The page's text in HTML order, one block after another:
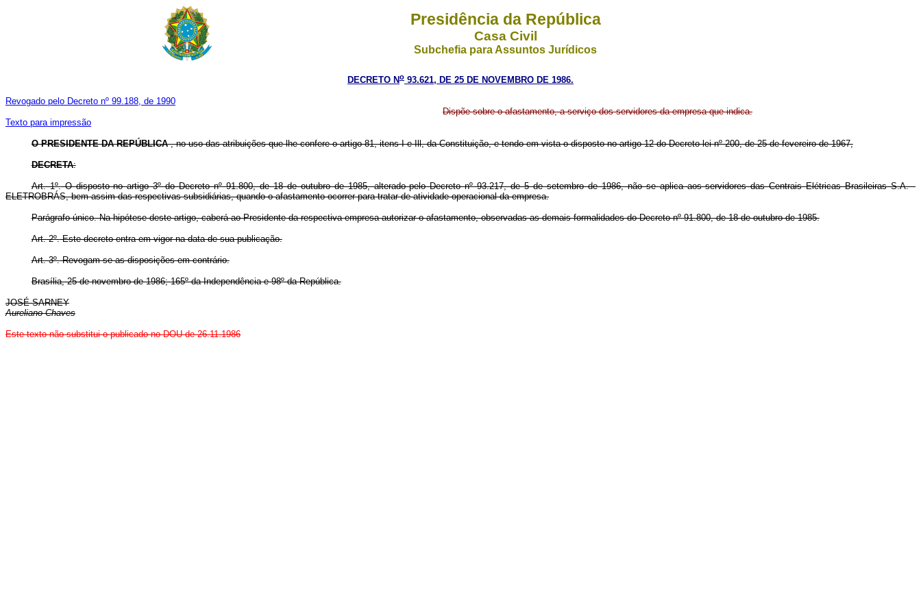
Presidência da República
Casa Civil
Subchefia para Assuntos Jurídicos
DECRETO No 93.621, DE 25 DE NOVEMBRO DE 1986.
Revogado pelo Decreto nº 99.188, de 1990
Texto para impressão
Dispõe sobre o afastamento, a serviço dos servidores da empresa que indica.
O PRESIDENTE DA REPÚBLICA, no uso das atribuições que lhe confere o artigo 81, itens I e Ill, da Constituição, e tendo em vista o disposto no artigo 12 do Decreto-lei nº 200, de 25 de fevereiro de 1967,
DECRETA:
Art. 1º.O disposto no artigo 3º do Decreto nº 91.800, de 18 de outubro de 1985, alterado pelo Decreto nº 93.217, de 5 de setembro de 1986, não se aplica aos servidores das Centrais Elétricas Brasileiras S.A. -
ELETROBRÁS, bem assim das respectivas subsidiárias, quando o afastamento ocorrer para tratar de atividade operacional da empresa.
Parágrafo único. Na hipótese deste artigo, caberá ao Presidente da respectiva empresa autorizar o afastamento, observadas as demais formalidades do Decreto nº 91.800, de 18 de outubro de 1985.
Art. 2º.Este decreto entra em vigor na data de sua publicação.
Art. 3º.Revogam-se as disposições em contrário.
Brasília, 25 de novembro de 1986; 165º da Independência e 98º da República.
JOSÉ SARNEY
Aureliano Chaves
Este texto não substitui o publicado no DOU de 26.11.1986